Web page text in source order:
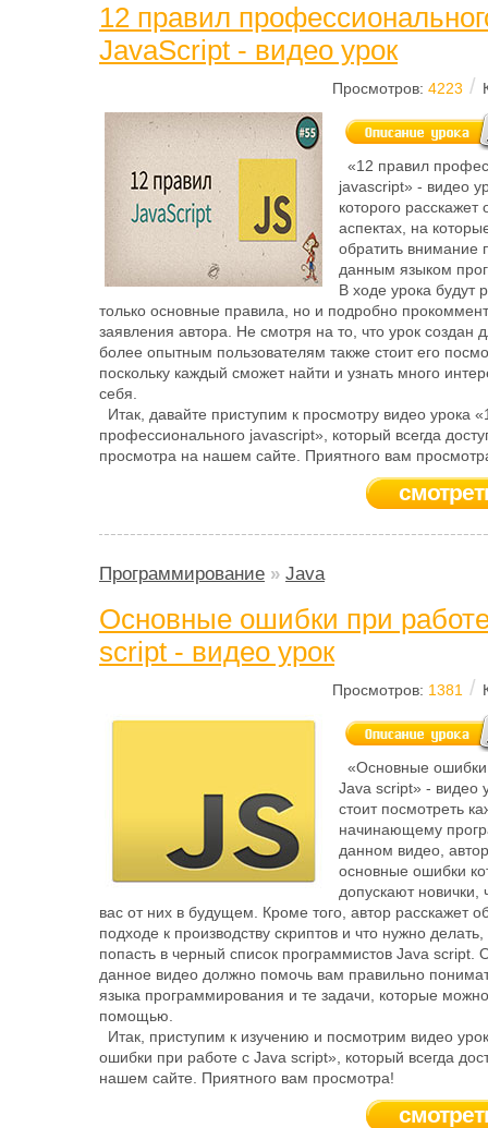
12 правил
JavaScript - видео урок
Просмотров: 4223 /
«12 правил
javascript» - видео
которого расскажет
аспектах, на
обратить внимание
данным языком
В ходе урока будут
только основные правила, но и подробно
заявления автора. Не смотря на то, что урок создан
более опытным пользователям также стоит его
поскольку каждый сможет найти и узнать много
себя.
Итак, давайте приступим к просмотру видео урока
профессионального javascript», который всегда
просмотра на нашем сайте. Приятного вам
Программирование » Java
Основные ошибки при
script - видео урок
Просмотров: 1381 /
«Основные
Java script» - видео
стоит посмотреть
начинающему
данном видео,
основные ошибки
допускают новички,
вас от них в будущем. Кроме того, автор расскажет
подходе к производству скриптов и что нужно
попасть в черный список программистов Java script.
данное видео должно помочь вам правильно
языка программирования и те задачи, которые
помощью.
Итак, приступим к изучению и посмотрим видео
ошибки при работе с Java script», который всегда
нашем сайте. Приятного вам просмотра!